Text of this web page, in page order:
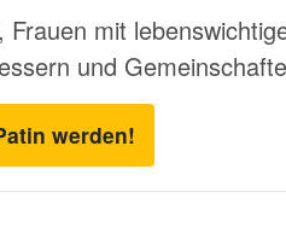
Frauen mit
und
werden!